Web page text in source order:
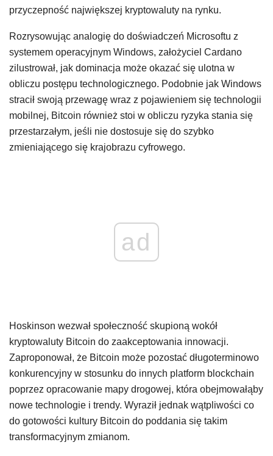
przyczepność największej kryptowaluty na rynku.
Rozrysowując analogię do doświadczeń Microsoftu z
systemem operacyjnym Windows, założyciel Cardano
zilustrował, jak dominacja może okazać się ulotna w
obliczu postępu technologicznego. Podobnie jak Windows
stracił swoją przewagę wraz z pojawieniem się technologii
mobilnej, Bitcoin również stoi w obliczu ryzyka stania się
przestarzałym, jeśli nie dostosuje się do szybko
zmieniającego się krajobrazu cyfrowego.
ad
Hoskinson wezwał społeczność skupioną wokół
kryptowaluty Bitcoin do zaakceptowania innowacji.
Zaproponował, że Bitcoin może pozostać długoterminowo
konkurencyjny w stosunku do innych platform blockchain
poprzez opracowanie mapy drogowej, która obejmowałąby
nowe technologie i trendy. Wyraził jednak wątpliwości co
do gotowości kultury Bitcoin do poddania się takim
transformacyjnym zmianom.